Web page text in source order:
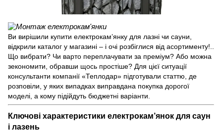
Ви вирішили купити електрокам’янку для лазні чи сауни,
відкрили каталог у магазині – і очі розбіглися від асортименту!..
Що вибрати? Чи варто переплачувати за преміум? Або можна
зекономити, обравши щось простіше? Для цієї ситуації
консультанти компанії «Теплодар» підготували статтю, де
розповіли, у яких випадках виправдана покупка дорогої
моделі, а кому підійдуть бюджетні варіанти.
Ключові характеристики електрокам’янок для саун
і лазень